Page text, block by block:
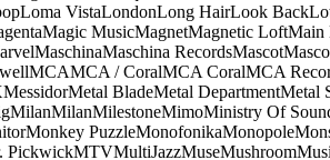
Loma VistaLondonLong HairLook Back
Magic MusicMagnetMagnetic LoftMain
MaschinaMaschina RecordsMascot
MCAMCA / CoralMCA CoralMCA
MessidorMetal BladeMetal DepartmentMetal
MilanMilanMilestoneMimoMinistry Of
Monkey PuzzleMonofonikaMonopole
PickwickMTVMultiJazzMuseMushroom